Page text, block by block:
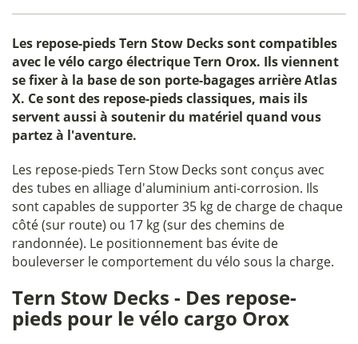
Les repose-pieds Tern Stow Deckssont compatibles
avec levélo cargo électrique Tern Orox. Ils viennent
se fixer à la base de son porte-bagages arrière Atlas
X. Ce sont des repose-pieds classiques, mais ils
servent aussi à soutenir du matériel quand vous
partez à l'aventure.
Les repose-pieds Tern Stow Decks sont conçus avec
des tubes en alliage d'aluminium anti-corrosion. Ils
sont capables de supporter 35 kg de charge de chaque
côté (sur route) ou 17 kg (sur des chemins de
randonnée). Le positionnement bas évite de
bouleverser le comportement du vélo sous la charge.
Tern Stow Decks - Des repose-
pieds pour le vélo cargo Orox